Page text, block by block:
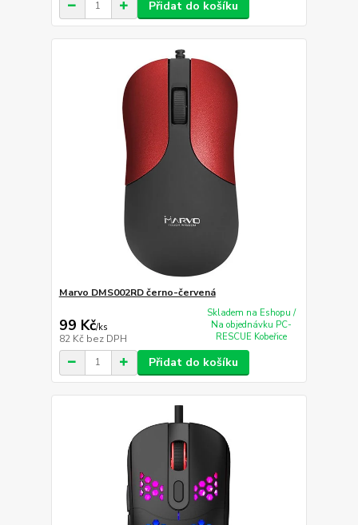
Přidat do košíku
Marvo DMS002RD černo-červená
99 Kč/ks
82 Kč bez DPH
Skladem na Eshopu /
Na objednávku PC-
RESCUE Kobeřice
Přidat do košíku